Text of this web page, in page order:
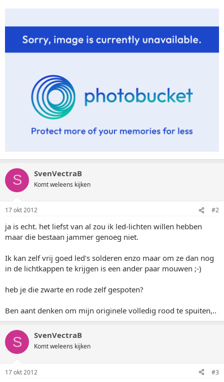
S SvenVectraB
Komt weleens kijken
17 okt 2012 #2
ja is echt. het liefst van al zou ik led-lichten willen hebben
maar die bestaan jammer genoeg niet.
Ik kan zelf vrij goed led's solderen enzo maar om ze dan nog
in de lichtkappen te krijgen is een ander paar mouwen ;-)
heb je die zwarte en rode zelf gespoten?
Ben aant denken om mijn originele volledig rood te spuiten,..
S SvenVectraB
Komt weleens kijken
17 okt 2012 #3